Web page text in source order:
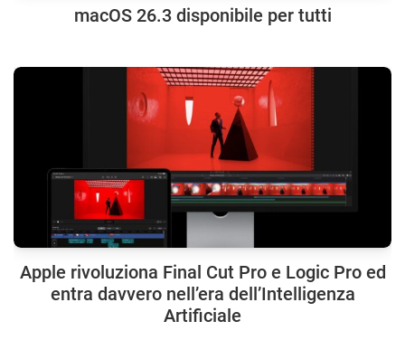
macOS 26.3 disponibile per tutti
Apple rivoluziona Final Cut Pro e Logic Pro ed
entra davvero nell’era dell’Intelligenza
Artificiale